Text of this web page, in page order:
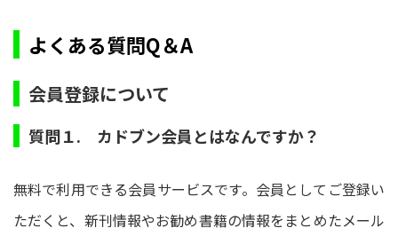
よくある質問Q＆A
会員登録について
質問１. カドブン会員とはなんですか？
無料で利用できる会員サービスです。会員としてご登録い
ただくと、新刊情報やお勧め書籍の情報をまとめたメール